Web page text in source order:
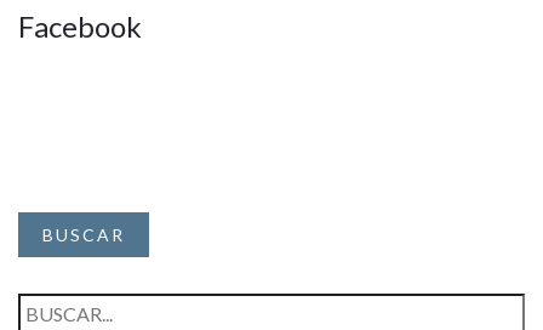
Facebook
BUSCAR